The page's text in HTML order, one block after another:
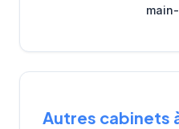
Autres cabinets